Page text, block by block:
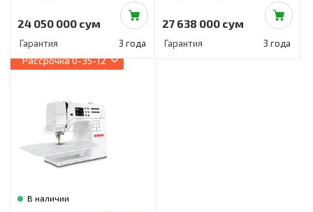
24 050 000 сум
Гарантия 3 года
27 638 000 сум
Гарантия 3 года
Рассрочка0-35-12
В наличии